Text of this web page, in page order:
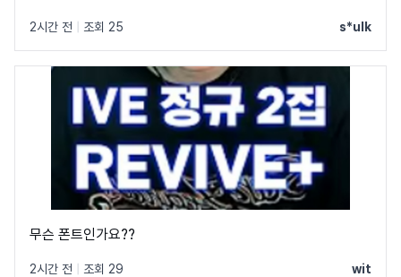
2시간 전 조회 25 s*ulk
무슨 폰트인가요??
2시간 전 조회 29 wit